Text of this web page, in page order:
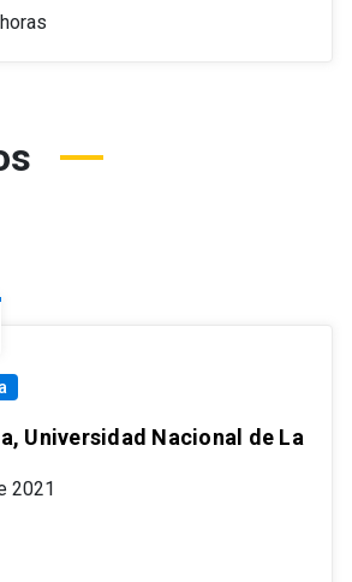
Universidad Nacional de La
2021